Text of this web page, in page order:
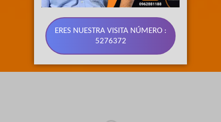
ERES NUESTRA VISITA NÚMERO :
5276372